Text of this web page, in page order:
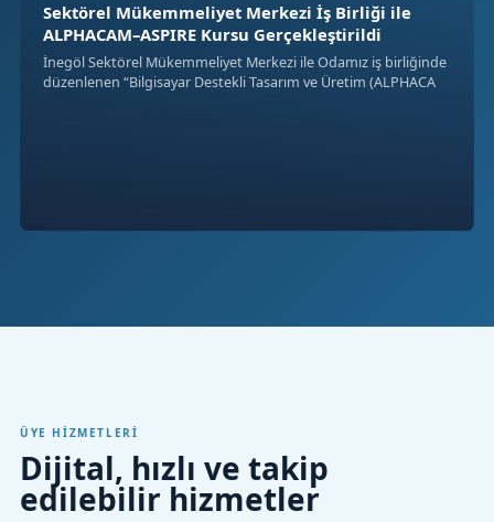
Sektörel Mükemmeliyet Merkezi İş Birliği ile
ALPHACAM–ASPIRE Kursu Gerçekleştirildi
İnegöl Sektörel Mükemmeliyet Merkezi ile Odamız iş birliğinde
düzenlenen “Bilgisayar Destekli Tasarım ve Üretim (ALPHACA
ÜYE HIZMETLERI
Dijital, hızlı ve takip
edilebilir hizmetler